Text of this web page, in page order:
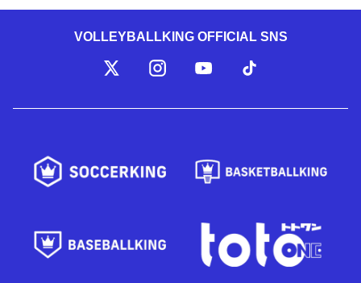
VOLLEYBALLKING OFFICIAL SNS